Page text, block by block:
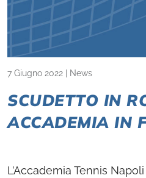
7 Giugno 2022 News
SCUDETTO IN
ACCADEMIA IN
L’Accademia Tennis